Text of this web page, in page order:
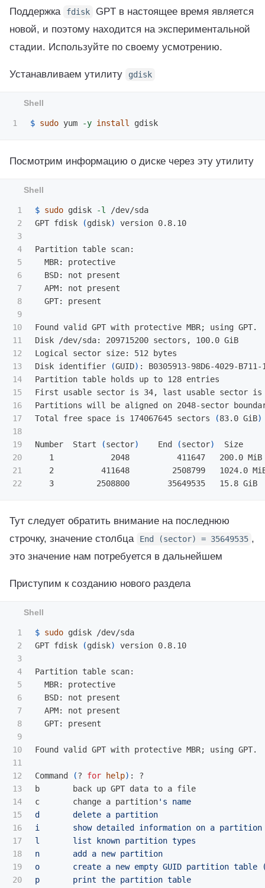
Поддержка
fdisk
GPT в настоящее время является
новой, и поэтому находится на экспериментальной
стадии. Используйте по своему усмотрению.
Устанавливаем утилиту gdisk
$ sudo yum -y install
Посмотрим информацию о диске через эту утилиту
1
2
3
4
5
6
7
8
9
10
11
12
13
14
15
16
17
18
19
20
21
$ sudo gdisk -l
/dev/sda
GPT fdisk
(gdisk) version 0.8.10
Partition table scan:
  MBR: protective
  BSD: not present
  APM: not present
  GPT: present
Found valid GPT with protective MBR;
using GPT.
Disk /dev/sda: 209715200 sectors, 100.0 GiB
Logical sector size: 512 bytes
Disk identifier
(GUID) : B0305913-98D6-4029-B711-
Partition table holds up to 128 entries
First usable sector is 34, last usable sector is
Partitions will be aligned on 2048-sector
Total free space is 174067645 sectors
(83.0 GiB)
Number  Start (sector)
    End
(sector)
Size
1            2048          411647   200.0
2          411648         2508799   1024.0
Тут следует обратить внимание на последнюю
строчку, значение столбца
End (sector) = 35649535 ,
это значение нам потребуется в дальнейшем
Приступим к созданию нового раздела
1
2
3
4
5
6
7
8
9
10
11
12
13
14
15
16
17
18
19
20
$ sudo gdisk /dev/sda
GPT fdisk
(gdisk) version 0.8.10
Partition table scan:
  MBR: protective
  BSD: not present
  APM: not present
  GPT: present
Found valid GPT with protective MBR; using GPT.
Command (? for help) : ?
b       back up GPT data to a file
c       change a partition's name
d       delete a partition
i       show detailed information on a partition
l       list known partition types
n       add a new partition
o       create a new empty GUID partition table
p       print the partition table